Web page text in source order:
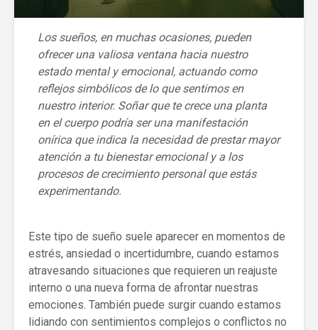
Los sueños, en muchas ocasiones, pueden
ofrecer una valiosa ventana hacia nuestro
estado mental y emocional, actuando como
reflejos simbólicos de lo que sentimos en
nuestro interior. Soñar que te crece una planta
en el cuerpo podría ser una manifestación
onírica que indica la necesidad de prestar mayor
atención a tu bienestar emocional y a los
procesos de crecimiento personal que estás
experimentando.
Este tipo de sueño suele aparecer en momentos de
estrés, ansiedad o incertidumbre, cuando estamos
atravesando situaciones que requieren un reajuste
interno o una nueva forma de afrontar nuestras
emociones. También puede surgir cuando estamos
lidiando con sentimientos complejos o conflictos no